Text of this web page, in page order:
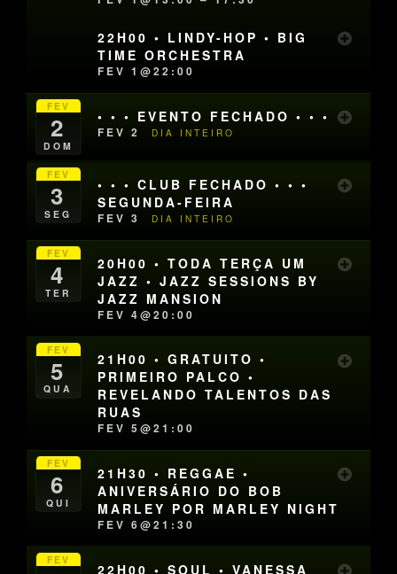
22H00 • LINDY-HOP • BIG
TIME ORCHESTRA
FEV 1@22:00
FEV
2
DOM
• • • EVENTO FECHADO • • •
FEV 2 DIA INTEIRO
FEV
3
SEG
• • • CLUB FECHADO • • •
SEGUNDA-FEIRA
FEV 3 DIA INTEIRO
FEV
4
TER
20H00 • TODA TERÇA UM
JAZZ • JAZZ SESSIONS BY
JAZZ MANSION
FEV 4@20:00
FEV
5
QUA
21H00 • GRATUITO •
PRIMEIRO PALCO •
REVELANDO TALENTOS DAS
RUAS
FEV 5@21:00
FEV
6
QUI
21H30 • REGGAE •
ANIVERSÁRIO DO BOB
MARLEY POR MARLEY NIGHT
FEV 6@21:30
FEV
22H00 • SOUL • VANESSA